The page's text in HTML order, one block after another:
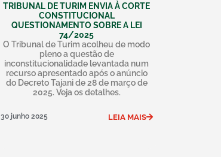
TRIBUNAL DE TURIM ENVIA À CORTE
CONSTITUCIONAL
QUESTIONAMENTO SOBRE A LEI
74/2025
O Tribunal de Turim acolheu de modo
pleno a questão de
inconstitucionalidade levantada num
recurso apresentado após o anúncio
do Decreto Tajani de 28 de março de
2025. Veja os detalhes.
30 junho 2025 LEIA MAIS